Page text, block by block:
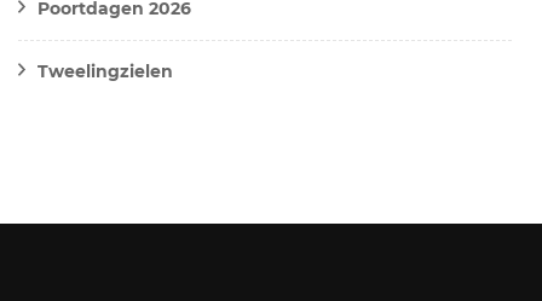
Poortdagen 2026
Tweelingzielen